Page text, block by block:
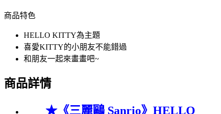
商品特色
HELLO KITTY為主題
喜愛KITTY的小朋友不能錯過
和朋友一起來畫畫吧~
商品詳情
★ 《三麗鷗 Sanrio》HELLO